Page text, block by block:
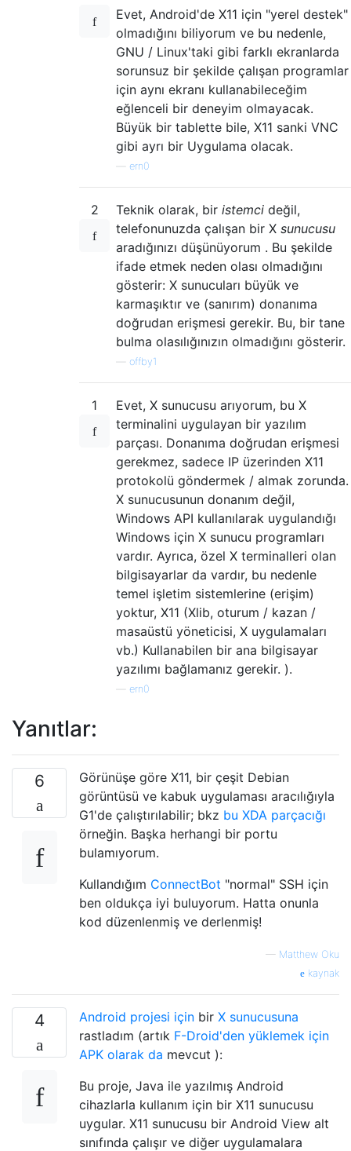
Evet, Android'de X11 için "yerel destek"
olmadığını biliyorum ve bu nedenle,
GNU / Linux'taki gibi farklı ekranlarda
sorunsuz bir şekilde çalışan programlar
için aynı ekranı kullanabileceğim
eğlenceli bir deneyim olmayacak.
Büyük bir tablette bile, X11 sanki VNC
gibi ayrı bir Uygulama olacak.
ern0
2 Teknik olarak, bir istemci değil,
telefonunuzda çalışan bir X sunucusu
aradığınızı düşünüyorum . Bu şekilde
ifade etmek neden olası olmadığını
gösterir: X sunucuları büyük ve
karmaşıktır ve (sanırım) donanıma
doğrudan erişmesi gerekir. Bu, bir tane
bulma olasılığınızın olmadığını gösterir.
offby1
1
Evet, X sunucusu arıyorum, bu X
terminalini uygulayan bir yazılım
parçası. Donanıma doğrudan erişmesi
gerekmez, sadece IP üzerinden X11
protokolü göndermek / almak zorunda.
X sunucusunun donanım değil,
Windows API kullanılarak uygulandığı
Windows için X sunucu programları
vardır. Ayrıca, özel X terminalleri olan
bilgisayarlar da vardır, bu nedenle
temel işletim sistemlerine (erişim)
yoktur, X11 (Xlib, oturum / kazan /
masaüstü yöneticisi, X uygulamaları
vb.) Kullanabilen bir ana bilgisayar
yazılımı bağlamanız gerekir. ).
ern0
Yanıtlar:
6
Görünüşe göre X11, bir çeşit Debian
görüntüsü ve kabuk uygulaması aracılığıyla
G1'de çalıştırılabilir; bkz bu XDA parçacığı
örneğin. Başka herhangi bir portu
bulamıyorum.
Kullandığım ConnectBot "normal" SSH için
ben oldukça iyi buluyorum. Hatta onunla
kod düzenlenmiş ve derlenmiş!
— Matthew Oku
kaynak
4 Android projesi için bir X sunucusuna
rastladım (artık F-Droid'den yüklemek için
APK olarak da mevcut ):
Bu proje, Java ile yazılmış Android
cihazlarla kullanım için bir X11 sunucusu
uygular. X11 sunucusu bir Android View alt
sınıfında çalışır ve diğer uygulamalara